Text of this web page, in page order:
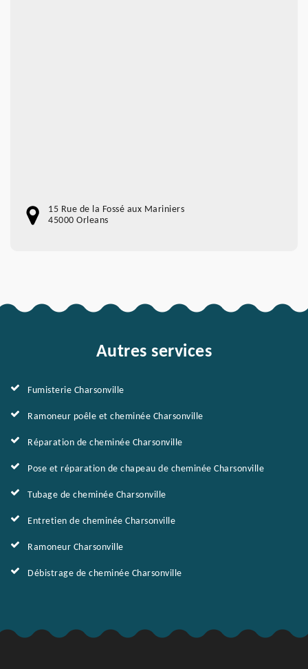
15 Rue de la Fossé aux Mariniers
45000 Orleans
Autres services
Fumisterie Charsonville
Ramoneur poêle et cheminée Charsonville
Réparation de cheminée Charsonville
Pose et réparation de chapeau de cheminée Charsonville
Tubage de cheminée Charsonville
Entretien de cheminée Charsonville
Ramoneur Charsonville
Débistrage de cheminée Charsonville